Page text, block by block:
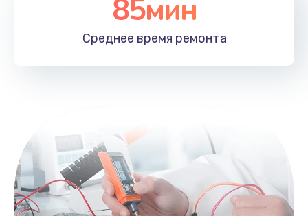
85мин
Среднее время ремонта